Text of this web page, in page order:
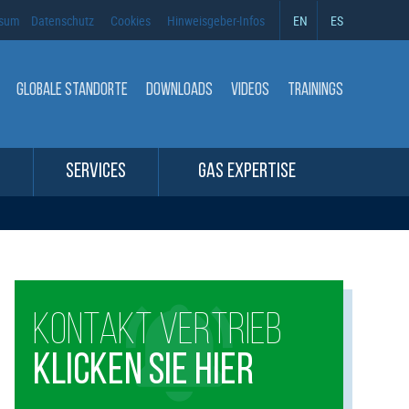
Datenschutz Cookies Hinweisgeber-Infos EN ES
GLOBALE STANDORTE DOWNLOADS VIDEOS TRAININGS
SERVICES GAS EXPERTISE
KONTAKT VERTRIEB
KLICKEN SIE HIER